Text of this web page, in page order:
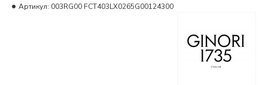
Артикул: 003RG00 FCT403LX0265G00124300